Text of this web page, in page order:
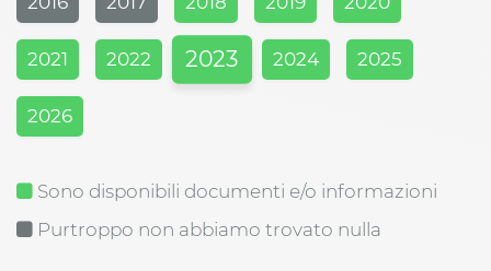
2021 2022 2023 2024 2025
2026
Sono disponibili documenti e/o informazioni
Purtroppo non abbiamo trovato nulla